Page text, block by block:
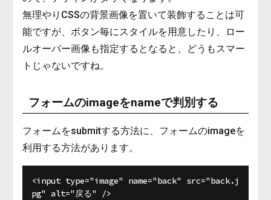
無理やりCSSの背景画像を置いて装飾することは可
能ですが、ボタン毎にスタイルを用意したり、ロー
ルオーバー画像も指定するとなると、どうもスマー
トじゃないですね。
フォームのimageをnameで判別する
フォームをsubmitする方法に、フォームのimageを
利用する方法があります。
<input type="image" name="back" src="back.j
pg" alt="戻る" />